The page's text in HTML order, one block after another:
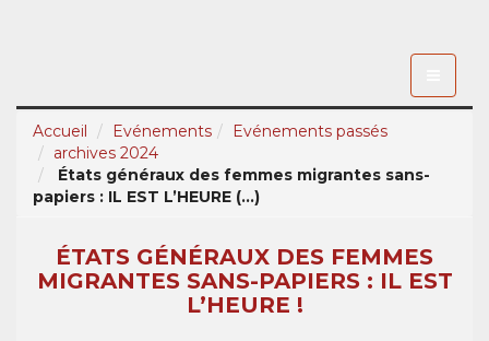
Accueil
Evénements
Evénements passés
archives 2024
États généraux des femmes migrantes sans-
papiers : IL EST L’HEURE (...)
ÉTATS GÉNÉRAUX DES FEMMES
MIGRANTES SANS-PAPIERS : IL EST
L’HEURE !